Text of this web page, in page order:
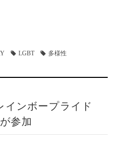
LGBT 多様性
インボープライド
参加